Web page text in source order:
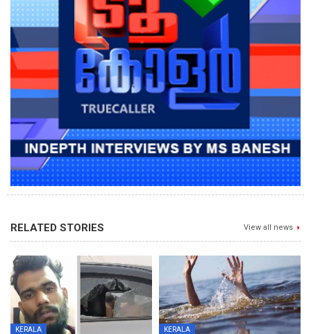
RELATED STORIES View all news
KERALA KERALA